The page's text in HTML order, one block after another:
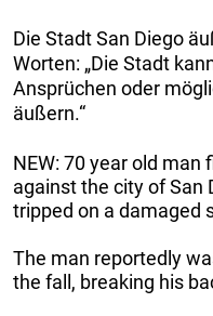
Die Stadt San Diego
Worten: „Die Stadt
Ansprüchen oder
äußern.“
NEW: 70 year old man
against the city of San
tripped on a damaged
The man reportedly
the fall, breaking his